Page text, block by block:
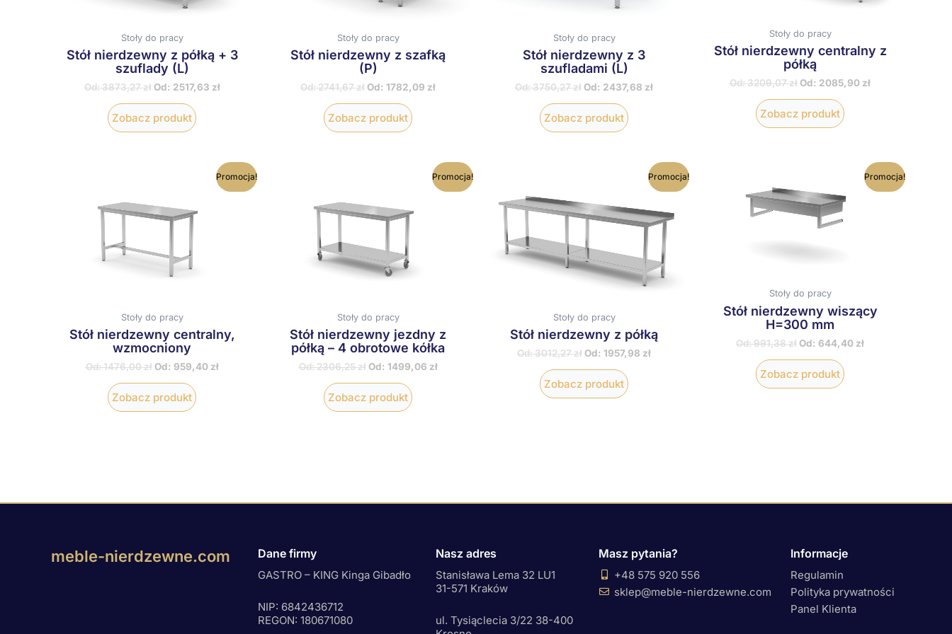
Stoły do pracy
Stół nierdzewny z półką + 3
szuflady (L)
Od:3873,27zł Od: 2517,63 zł
Zobacz produkt
stronie
Stoły do pracy
Stół nierdzewny z szafką
(P)
Od:2741,67zł Od: 1782,09 zł
Zobacz produkt
stronie
Stoły do pracy
Stół nierdzewny z 3
szufladami (L)
Od:3750,27zł Od: 2437,68 zł
Zobacz produkt
Stoły do pracy
Stół nierdzewny centralny z
półką
Od:3209,07zł Od: 2085,90 zł
Zobacz produkt
Promocja!
Stoły do pracy
Stół nierdzewny centralny,
wzmocniony
Od:1476,00zł Od: 959,40 zł
Zobacz produkt
produkt
wiele
Promocja!
Stoły do pracy
Stół nierdzewny jezdny z
półką – 4 obrotowe kółka
Od:2306,25zł Od: 1499,06 zł
Zobacz produkt
produkt
wiele
Promocja!
Stoły do pracy
Stół nierdzewny z półką
Od:3012,27zł Od: 1957,98 zł
Zobacz produkt
produkt
wiele
wariantów.
Opcje
można
wybrać
na
Promocja!
Stoły do pracy
Stół nierdzewny wiszący
H=300 mm
Od:991,38zł Od: 644,40 zł
Zobacz produkt
produkt
ma
produktu
meble-nierdzewne.com Dane firmy
GASTRO – KING Kinga Gibadło
NIP: 6842436712
REGON: 180671080
Nasz adres
Stanisława Lema 32 LU1
31-571 Kraków
ul. Tysiąclecia 3/22 38-400
Masz pytania?
+48 575 920 556
sklep@meble-nierdzewne.com
Informacje
Regulamin
Polityka prywatności
Panel Klienta